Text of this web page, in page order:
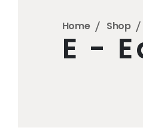
Home Shop
E -